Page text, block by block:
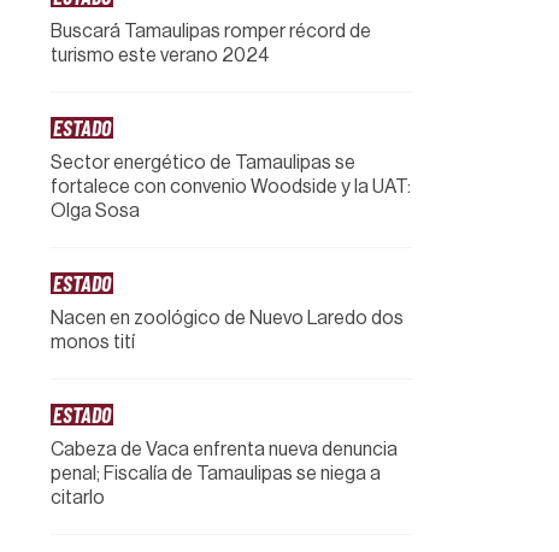
Buscará Tamaulipas romper récord de
turismo este verano 2024
ESTADO
Sector energético de Tamaulipas se
fortalece con convenio Woodside y la UAT:
Olga Sosa
ESTADO
Nacen en zoológico de Nuevo Laredo dos
monos tití
ESTADO
Cabeza de Vaca enfrenta nueva denuncia
penal; Fiscalía de Tamaulipas se niega a
citarlo